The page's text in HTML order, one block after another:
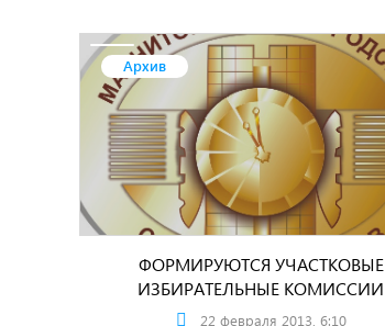
Архив
ФОРМИРУЮТСЯ УЧАСТКОВЫЕ
ИЗБИРАТЕЛЬНЫЕ КОМИССИИ
22 февраля 2013, 6:10